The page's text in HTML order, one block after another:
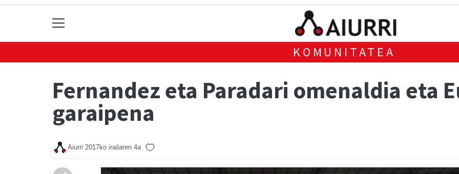
KOMUNITATEA
Fernandez eta Paradari omenaldia eta
garaipena
Aiurri 2017ko irailaren 4a